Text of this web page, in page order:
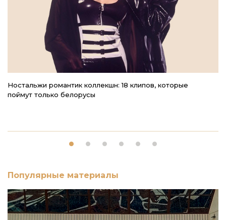
Ностальжи романтик коллекшн: 18 клипов, которые
поймут только белорусы
Популярные материалы